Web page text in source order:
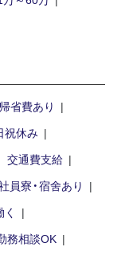
帰省費あり
祝休み
交通費支給
員寮・宿舍あり
務相談OK